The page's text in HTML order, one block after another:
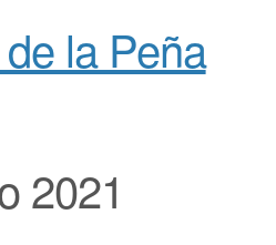
la Peña
2021